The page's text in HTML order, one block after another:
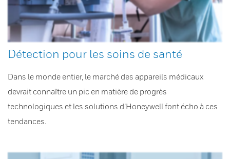
Détection pour les soins de santé
Dans le monde entier, le marché des appareils médicaux
devrait connaître un pic en matière de progrès
technologiques et les solutions d’Honeywell font écho à ces
tendances.